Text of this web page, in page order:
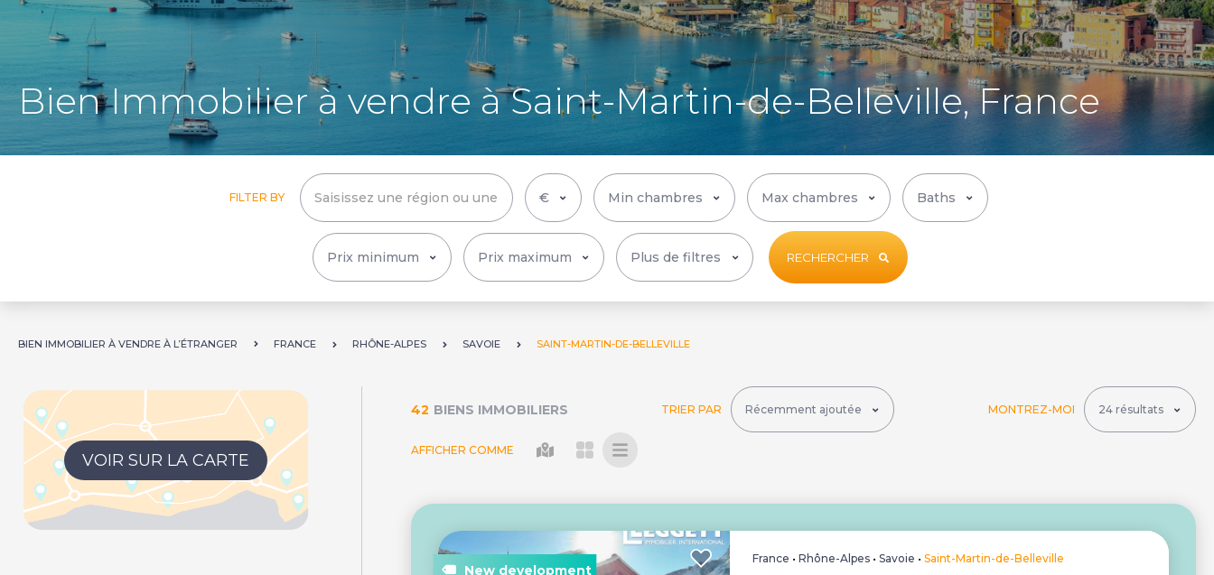
Bien Immobilier à vendre à Saint-Martin-de-Belleville, France
FILTER BY
Plus de filtres RECHERCHER
BIEN IMMOBILIER À VENDRE À L’ÉTRANGER FRANCE RHÔNE-ALPES SAVOIE SAINT-MARTIN-DE-BELLEVILLE
VOIR SUR LA CARTE
42 BIENS IMMOBILIERS TRIER PAR MONTREZ-MOI
AFFICHER COMME
France •Rhône-Alpes •Savoie •Saint-Martin-de-Belleville